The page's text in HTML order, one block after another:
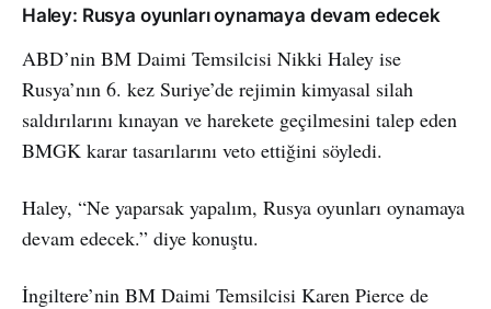
Haley: Rusya oyunları oynamaya devam edecek
ABD’nin BM Daimi Temsilcisi Nikki Haley ise
Rusya’nın 6. kez Suriye’de rejimin kimyasal silah
saldırılarını kınayan ve harekete geçilmesini talep eden
BMGK karar tasarılarını veto ettiğini söyledi.
Haley, “Ne yaparsak yapalım, Rusya oyunları oynamaya
devam edecek.” diye konuştu.
İngiltere’nin BM Daimi Temsilcisi Karen Pierce de